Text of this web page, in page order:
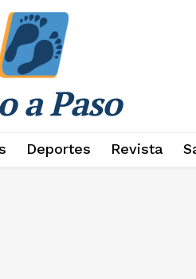
a Paso
Deportes Revista